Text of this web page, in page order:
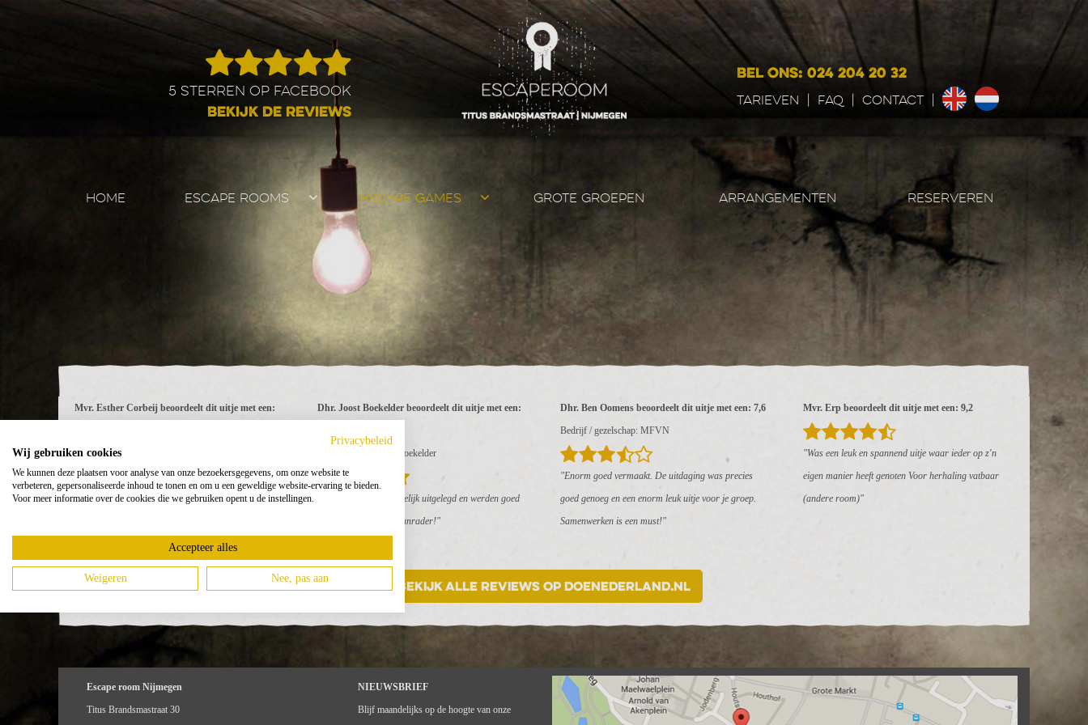
5 STERREN OP FACEBOOK
BEKIJK DE REVIEWS
BEL ONS: 024 204 20 32
Tarieven FAQ CONTACT
HOME ESCAPE ROOMS ESCAPE GAMES GROTE GROEPEN ARRANGEMENTEN RESERVEREN
Mvr. Esther Corbeij beoordeelt dit uitje met een:
"Een erg leuke ervaring! Uitdagende escape room met
leuke snufjes en uitdagingen. Het personeel was erg
Dhr. Joost Boekelder beoordeelt dit uitje met een:
Bedrijf / gezelschap: Boekelder
"Goed verzorgd. Duidelijk uitgelegd en werden goed
geholpen. Zeker een aanrader!"
Dhr. Ben Oomens beoordeelt dit uitje met een: 7,6
Bedrijf / gezelschap: MFVN
"Enorm goed vermaakt. De uitdaging was precies
goed genoeg en een enorm leuk uitje voor je groep.
Samenwerken is een must!"
Mvr. Erp beoordeelt dit uitje met een: 9,2
"Was een leuk en spannend uitje waar ieder op z'n
eigen manier heeft genoten Voor herhaling vatbaar
(andere room)"
Bekijk alle reviews op DoeNederland.nl
Escape room Nijmegen
Titus Brandsmastraat 30
NIEUWSBRIEF
Blijf maandelijks op de hoogte van onze
Privacybeleid
Wij gebruiken cookies
We kunnen deze plaatsen voor analyse van onze bezoekersgegevens, om onze website te
verbeteren, gepersonaliseerde inhoud te tonen en om u een geweldige website-ervaring te bieden.
Voor meer informatie over de cookies die we gebruiken opent u de instellingen.
Accepteer alles
Weigeren Nee, pas aan